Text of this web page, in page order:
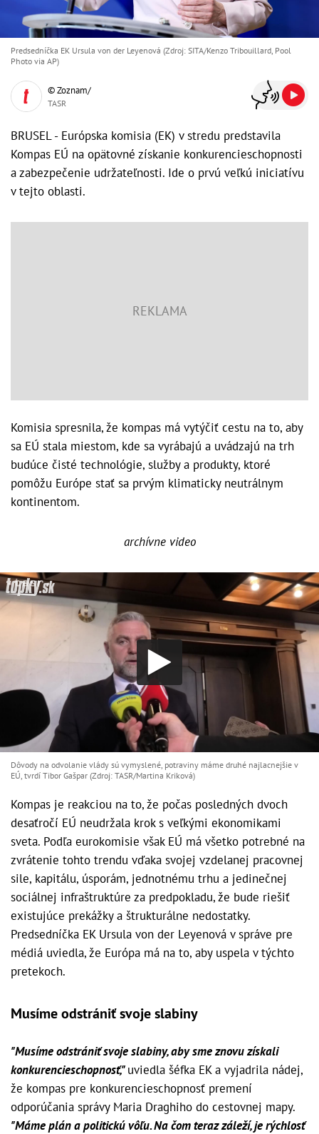
Predsedníčka EK Ursula von der Leyenová (Zdroj: SITA/Kenzo Tribouillard, Pool
Photo via AP)
© Zoznam/
TASR
BRUSEL - Európska komisia (EK) v stredu predstavila
Kompas EÚ na opätovné získanie konkurencieschopnosti
a zabezpečenie udržateľnosti. Ide o prvú veľkú iniciatívu
v tejto oblasti.
Komisia spresnila, že kompas má vytýčiť cestu na to, aby
sa EÚ stala miestom, kde sa vyrábajú a uvádzajú na trh
budúce čisté technológie, služby a produkty, ktoré
pomôžu Európe stať sa prvým klimaticky neutrálnym
kontinentom.
archívne video
Dôvody na odvolanie vlády sú vymyslené, potraviny máme druhé najlacnejšie v
EÚ, tvrdí Tibor Gašpar (Zdroj: TASR/Martina Kriková)
Kompas je reakciou na to, že počas posledných dvoch
desaťročí EÚ neudržala krok s veľkými ekonomikami
sveta. Podľa eurokomisie však EÚ má všetko potrebné na
zvrátenie tohto trendu vďaka svojej vzdelanej pracovnej
sile, kapitálu, úsporám, jednotnému trhu a jedinečnej
sociálnej infraštruktúre za predpokladu, že bude riešiť
existujúce prekážky a štrukturálne nedostatky.
Predsedníčka EK Ursula von der Leyenová v správe pre
médiá uviedla, že Európa má na to, aby uspela v týchto
pretekoch.
Musíme odstrániť svoje slabiny
"Musíme odstrániť svoje slabiny, aby sme znovu získali
konkurencieschopnosť,"uviedla šéfka EK a vyjadrila nádej,
že kompas pre konkurencieschopnosť premení
odporúčania správy Maria Draghiho do cestovnej mapy.
"Máme plán a politickú vôľu. Na čom teraz záleží, je rýchlosť